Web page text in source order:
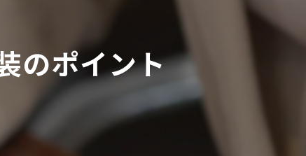
見積もり
アフターサービス
リフォーム
のポイント